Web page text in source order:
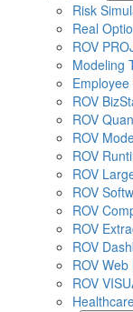
Risk
Real
ROV
Modeling
ROV
ROV
ROV
ROV
ROV
ROV
ROV
ROV
ROV
ROV
ROV